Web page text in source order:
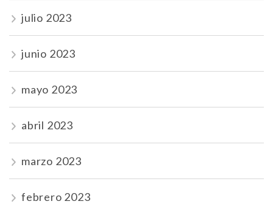
julio 2023
junio 2023
mayo 2023
abril 2023
marzo 2023
febrero 2023